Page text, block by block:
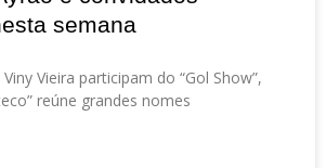
semana
Vieira participam do “Gol Show”,
reúne grandes nomes